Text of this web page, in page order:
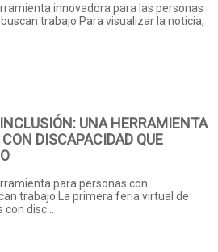
innovadora para las personas
trabajo Para visualizar la noticia,
UNA HERRAMIENTA
DISCAPACIDAD QUE
para personas con
trabajo La primera feria virtual de
disc...